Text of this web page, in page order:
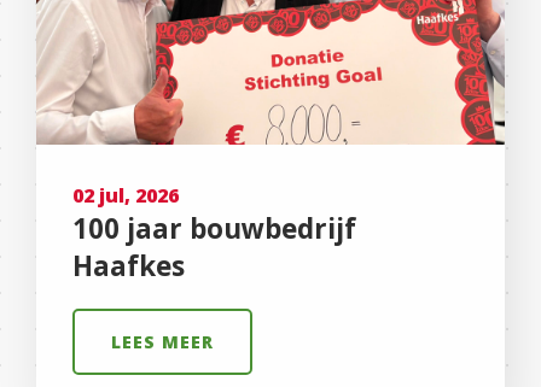
02 jul, 2026
100 jaar bouwbedrijf
Haafkes
LEES MEER